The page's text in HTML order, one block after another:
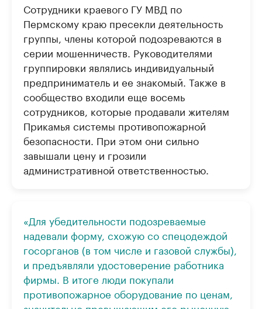
Сотрудники краевого ГУ МВД по
Пермскому краю пресекли деятельность
группы, члены которой подозреваются в
серии мошенничеств. Руководителями
группировки являлись индивидуальный
предприниматель и ее знакомый. Также в
сообщество входили еще восемь
сотрудников, которые продавали жителям
Прикамья системы противопожарной
безопасности. При этом они сильно
завышали цену и грозили
административной ответственностью.
«Для убедительности подозреваемые
надевали форму, схожую со спецодеждой
госорганов (в том числе и газовой службы),
и предъявляли удостоверение работника
фирмы. В итоге люди покупали
противопожарное оборудование по ценам,